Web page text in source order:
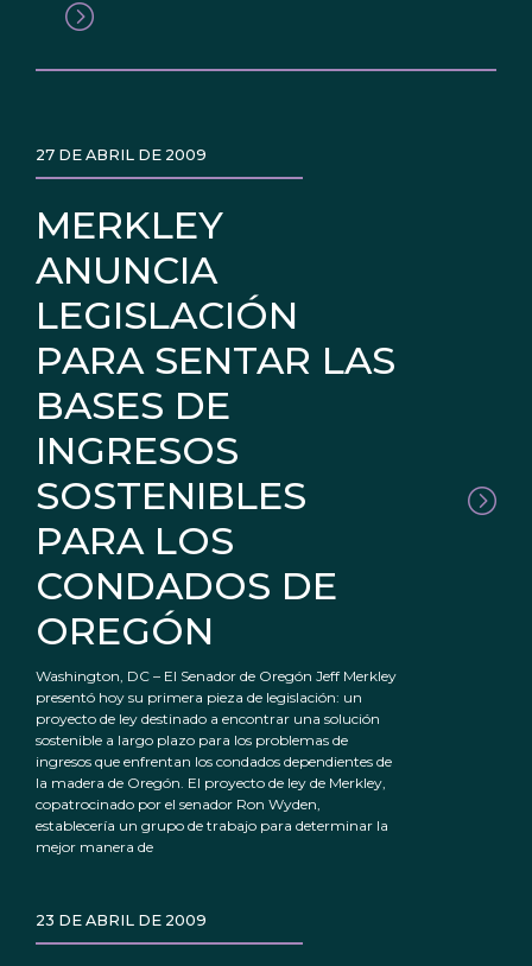
MERKLEY
ANUNCIA
LEGISLACIÓN
PARA SENTAR LAS
BASES DE
INGRESOS
SOSTENIBLES
PARA LOS
CONDADOS DE
OREGÓN
27 DE ABRIL DE 2009
Washington, DC – El Senador de Oregón Jeff Merkley
presentó hoy su primera pieza de legislación: un
proyecto de ley destinado a encontrar una solución
sostenible a largo plazo para los problemas de
ingresos que enfrentan los condados dependientes de
la madera de Oregón. El proyecto de ley de Merkley,
copatrocinado por el senador Ron Wyden,
establecería un grupo de trabajo para determinar la
mejor manera de
23 DE ABRIL DE 2009